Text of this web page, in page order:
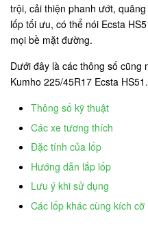
trội, cải thiện phanh ướt,
lốp tối ưu, có thể nói Ecsta
mọi bề mặt đường.
Dưới đây là các thông số cũng
Kumho 225/45R17 Ecsta
Thông số kỹ thuật
Các xe tương thích
Đặc tính của lốp
Hướng dẫn lắp lốp
Lưu ý khi sử dụng
Các lốp khác cùng kích cỡ